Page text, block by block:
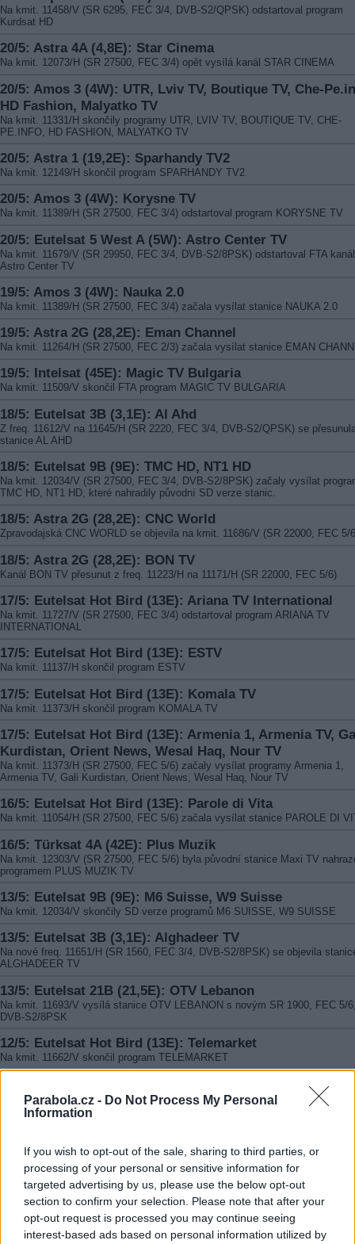
Parabola.cz - Do Not Process My Personal
Information
If you wish to opt-out of the sale, sharing to third parties, or
processing of your personal or sensitive information for
targeted advertising by us, please use the below opt-out
section to confirm your selection. Please note that after your
opt-out request is processed you may continue seeing
interest-based ads based on personal information utilized by
Na kmit. 11458/V (SR 6295, FEC 3/4, DVB-S2/QPSK) odstartoval program
Kurdsat HD
20/5: Astra 4A (4,8E): Star Cinema
Na kmit. 12073/H (SR 27500, FEC 3/4) opět vysílá kanál STAR CINEMA
20/5: Amos 3 (4W): UTR, Lviv TV, Boutique TV, Che-
HD Fashion, Malyatko TV
Na kmit. 11331/H skončily programy UTR, LVIV TV, BOUTIQUE TV, CHE-
PE.INFO, HD FASHION, MALYATKO TV
20/5: Astra 1 (19,2E): Sparhandy TV2
Na kmit. 12149/H skončil program SPARHANDY TV2
20/5: Amos 3 (4W): Korysne TV
Na kmit. 11389/H (SR 27500, FEC 3/4) odstartoval program KORYSNE TV
20/5: Eutelsat 5 West A (5W): Astro Center TV
Na kmit. 11679/V (SR 29950, FEC 3/4, DVB-S2/8PSK) odstartoval FTA kanál
Astro Center TV
19/5: Amos 3 (4W): Nauka 2.0
Na kmit. 11389/H (SR 27500, FEC 3/4) začala vysílat stanice NAUKA 2.0
19/5: Astra 2G (28,2E): Eman Channel
Na kmit. 11264/H (SR 27500, FEC 2/3) začala vysílat stanice EMAN
19/5: Intelsat (45E): Magic TV Bulgaria
Na kmit. 11509/V skončil FTA program MAGIC TV BULGARIA
18/5: Eutelsat 3B (3,1E): Al Ahd
Z freq. 11612/V na 11645/H (SR 2220, FEC 3/4, DVB-S2/QPSK) se
stanice AL AHD
18/5: Eutelsat 9B (9E): TMC HD, NT1 HD
Na kmit. 12034/V (SR 27500, FEC 3/4, DVB-S2/8PSK) začaly vysílat
TMC HD, NT1 HD, které nahradily původní SD verze stanic.
18/5: Astra 2G (28,2E): CNC World
Zpravodajská CNC WORLD se objevila na kmit. 11686/V (SR 22000, FEC 5/
18/5: Astra 2G (28,2E): BON TV
Kanál BON TV přesunut z freq. 11223/H na 11171/H (SR 22000, FEC 5/6)
17/5: Eutelsat Hot Bird (13E): Ariana TV International
Na kmit. 11727/V (SR 27500, FEC 3/4) odstartoval program ARIANA TV
INTERNATIONAL
17/5: Eutelsat Hot Bird (13E): ESTV
Na kmit. 11137/H skončil program ESTV
17/5: Eutelsat Hot Bird (13E): Komala TV
Na kmit. 11373/H skončil program KOMALA TV
17/5: Eutelsat Hot Bird (13E): Armenia 1, Armenia TV,
Kurdistan, Orient News, Wesal Haq, Nour TV
Na kmit. 11373/H (SR 27500, FEC 5/6) začaly vysílat programy Armenia 1,
Armenia TV, Gali Kurdistan, Orient News, Wesal Haq, Nour TV
16/5: Eutelsat Hot Bird (13E): Parole di Vita
Na kmit. 11054/H (SR 27500, FEC 5/6) začala vysílat stanice PAROLE DI
16/5: Türksat 4A (42E): Plus Muzik
Na kmit. 12303/V (SR 27500, FEC 5/6) byla původní stanice Maxi TV
programem PLUS MUZIK TV
13/5: Eutelsat 9B (9E): M6 Suisse, W9 Suisse
Na kmit. 12034/V skončily SD verze programů M6 SUISSE, W9 SUISSE
13/5: Eutelsat 3B (3,1E): Alghadeer TV
Na nové freq. 11651/H (SR 1560, FEC 3/4, DVB-S2/8PSK) se objevila
ALGHADEER TV
13/5: Eutelsat 21B (21,5E): OTV Lebanon
Na kmit. 11693/V vysílá stanice OTV LEBANON s novým SR 1900, FEC 5/
DVB-S2/8PSK
12/5: Eutelsat Hot Bird (13E): Telemarket
Na kmit. 11662/V skončil program TELEMARKET
Na kmit. 12034/V (SR 27500, FEC 3/4, DVB-S2/8PSK) zahájila vysílání
W9 SUISSE HD
Na kmit. 12284/V skončil program VINTAGE TV
10/5: Türksat 4A (42E): PowerTürk TV
Na kmit. 11824/V (SR 8000, FEC 3/4) odstartovala stanice POWERTüRK TV
8/5: Eutelsat Hot Bird (13E): Kentron TV
Na kmit. 11373/H (SR 27500, FEC 5/6) začala vysílat stanice KENTRON TV